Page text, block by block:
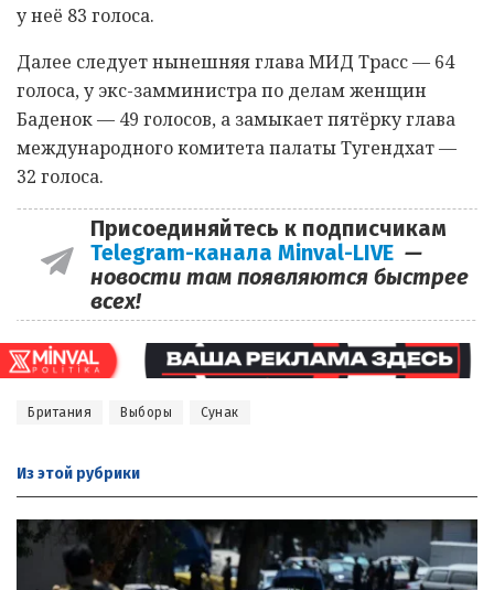
у неё 83 голоса.
Далее следует нынешняя глава МИД Трасс — 64
голоса, у экс-замминистра по делам женщин
Баденок — 49 голосов, а замыкает пятёрку глава
международного комитета палаты Тугендхат —
32 голоса.
Присоединяйтесь к подписчикам
Telegram-канала Minval-LIVE —
новости там появляются быстрее
всех!
Британия Выборы Сунак
Из этой рубрики